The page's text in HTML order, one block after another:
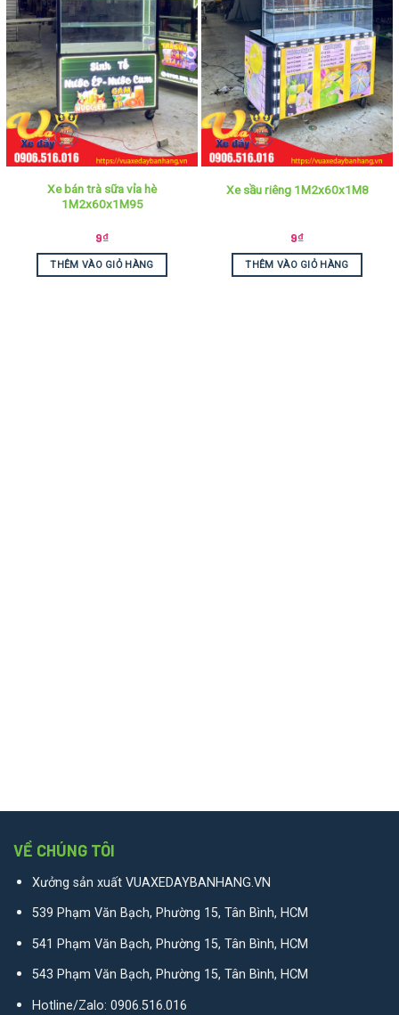
Xe bán trà sữa vỉa hè
1M2x60x1M95
9₫
THÊM VÀO GIỎ HÀNG
Xe sầu riêng 1M2x60x1M8
9₫
THÊM VÀO GIỎ HÀNG
VỀ CHÚNG TÔI
Xưởng sản xuất VUAXEDAYBANHANG.VN
539 Phạm Văn Bạch, Phường 15, Tân Bình, HCM
541 Phạm Văn Bạch, Phường 15, Tân Bình, HCM
543 Phạm Văn Bạch, Phường 15, Tân Bình, HCM
Hotline/Zalo: 0906.516.016